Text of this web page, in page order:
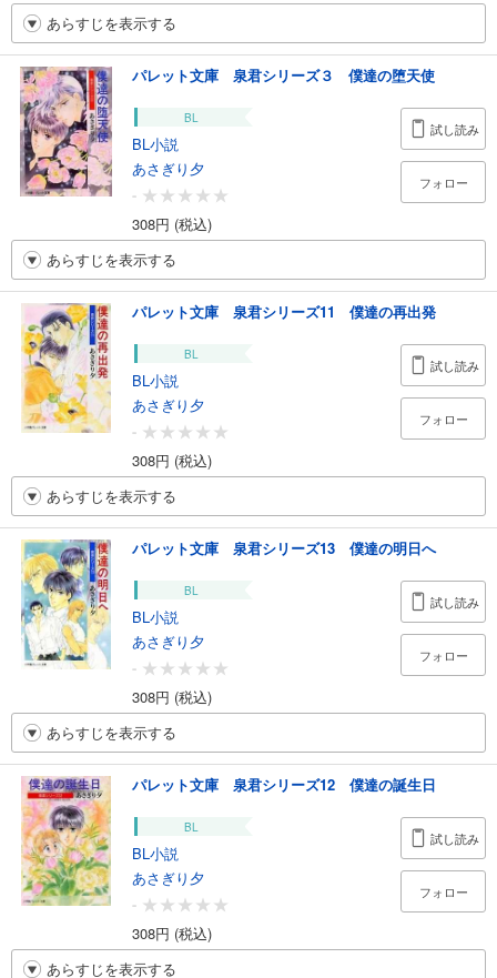
あらすじを表示する
パレット文庫 泉君シリーズ３ 僕達の堕天使
BL
BL小説
あさぎり夕
-
308円 (税込)
試し読み
フォロー
あらすじを表示する
パレット文庫 泉君シリーズ11 僕達の再出発
BL
BL小説
あさぎり夕
-
308円 (税込)
試し読み
フォロー
あらすじを表示する
パレット文庫 泉君シリーズ13 僕達の明日へ
BL
BL小説
あさぎり夕
-
308円 (税込)
試し読み
フォロー
あらすじを表示する
パレット文庫 泉君シリーズ12 僕達の誕生日
BL
BL小説
あさぎり夕
-
308円 (税込)
試し読み
フォロー
あらすじを表示する